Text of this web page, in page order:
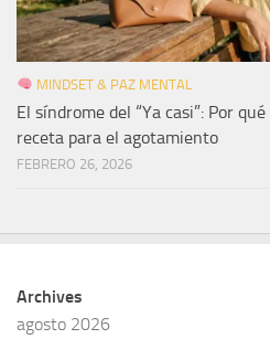
MINDSET & PAZ MENTAL
El síndrome del “Ya casi”: Por
receta para el agotamiento
FEBRERO 26, 2026
Archives
agosto 2026